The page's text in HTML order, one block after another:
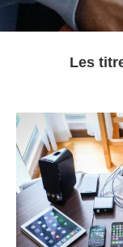
Les